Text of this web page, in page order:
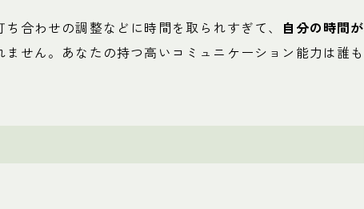
合わせの調整などに時間を取られすぎて、
自分の時間が
ません。あなたの持つ高いコミュニケーション能力は誰も